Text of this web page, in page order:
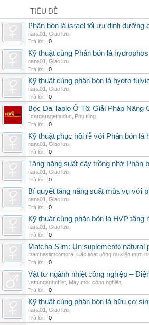
TIÊU ĐỀ
Phân bón lá israel tối ưu dinh dưỡng
nana01
Giao lưu
Trả lời:
0
Kỹ thuật dùng Phân bón lá
nana01
Giao lưu
Trả lời:
0
Kỹ thuật dùng phân bón lá hydro
nana01
Giao lưu
Trả lời:
0
Bọc Da Taplo Ô Tô: Giải Pháp Nâng
1cargaragethuduc
Phụ tùng
Trả lời:
0
Kỹ thuật phục hồi rễ với Phân bón lá
nana01
Giao lưu
Trả lời:
0
Tăng năng suất cây trồng nhờ Phân
nana01
Giao lưu
Trả lời:
0
Bí quyết tăng năng suất mùa vụ với
nana01
Giao lưu
Trả lời:
0
Kỹ thuật dùng phân bón lá HVP tăng
nana01
Giao lưu
Trả lời:
0
Matcha Slim: Un suplemento natural
matchaslimcompra Các hoạt động dự kiến thực
Trả lời:
0
Vật tư ngành nhiệt công nghiệp –
vattunganhnhiet Máy móc công nghiệp
Trả lời:
0
Kỹ thuật dùng phân bón lá hữu cơ
nana01
Giao lưu
Trả lời:
0